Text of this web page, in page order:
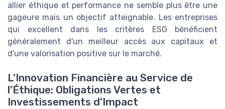
allier éthique et performance ne semble plus être une
gageure mais un objectif atteignable. Les entreprises
qui excellent dans les critères ESG bénéficient
généralement d'un meilleur accès aux capitaux et
d'une valorisation positive sur le marché.
L’Innovation Financière au Service de
l’Éthique: Obligations Vertes et
Investissements d’Impact